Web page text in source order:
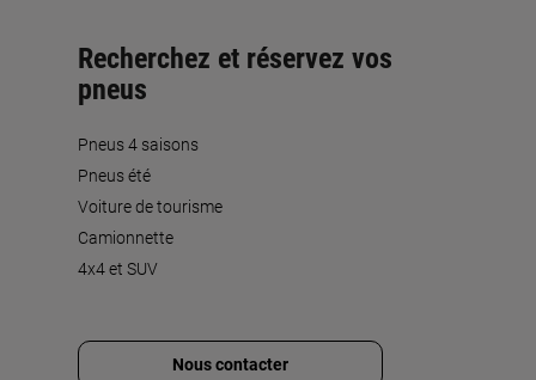
Recherchez et réservez vos
pneus
Pneus 4 saisons
Pneus été
Voiture de tourisme
Camionnette
4x4 et SUV
Nous contacter